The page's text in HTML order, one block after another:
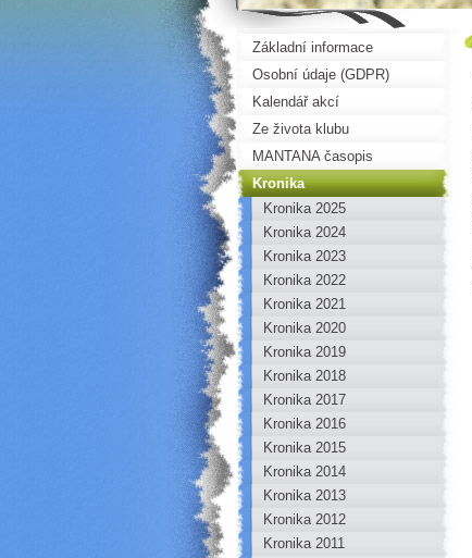
Základní informace
Osobní údaje (GDPR)
Kalendář akcí
Ze života klubu
MANTANA časopis
Kronika
Kronika 2025
Kronika 2024
Kronika 2023
Kronika 2022
Kronika 2021
Kronika 2020
Kronika 2019
Kronika 2018
Kronika 2017
Kronika 2016
Kronika 2015
Kronika 2014
Kronika 2013
Kronika 2012
Kronika 2011